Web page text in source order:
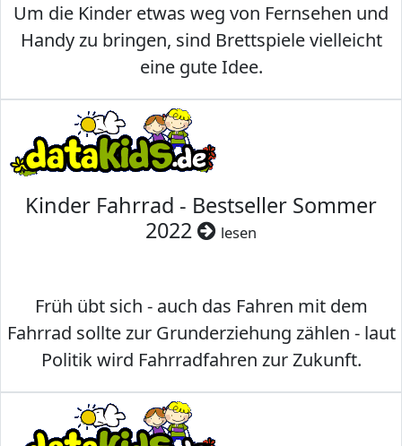
Um die Kinder etwas weg von Fernsehen und
Handy zu bringen, sind Brettspiele vielleicht
eine gute Idee.
Kinder Fahrrad - Bestseller Sommer
2022
lesen
Früh übt sich - auch das Fahren mit dem
Fahrrad sollte zur Grunderziehung zählen - laut
Politik wird Fahrradfahren zur Zukunft.